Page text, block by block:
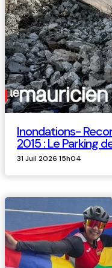
Inondations-
2015 : Le Parking
31 Juil 2026 15h04